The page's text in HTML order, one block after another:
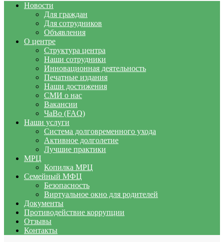
Новости
Для граждан
Для сотрудников
Объявления
О центре
Структура центра
Наши сотрудники
Инновационная деятельность
Печатные издания
Наши достижения
СМИ о нас
Вакансии
ЧаВо (FAQ)
Наши услуги
Система долговременного ухода
Активное долголетие
Лучшие практики
МРЦ
Копилка МРЦ
Семейный МФЦ
Безопасность
Виртуальное окно для родителей
Документы
Противодействие коррупции
Отзывы
Контакты